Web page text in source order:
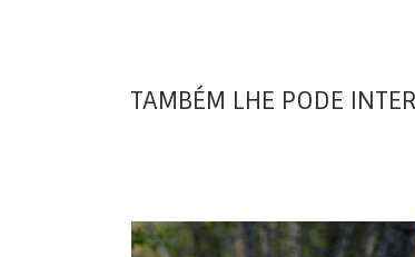
TAMBÉM LHE PODE